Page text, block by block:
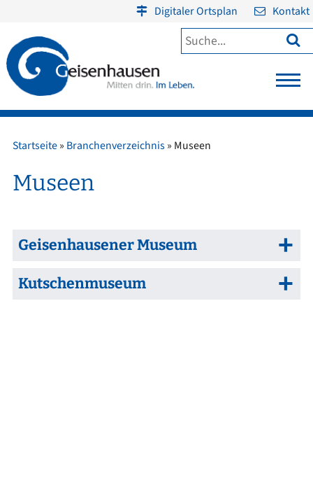
Digitaler Ortsplan Kontakt

Startseite» Branchenverzeichnis » Museen
Museen
Geisenhausener Museum
Kutschenmuseum